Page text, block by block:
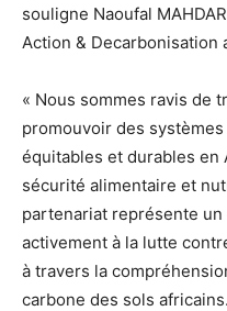
souligne Naoufal
Action & Decarbonisation
« Nous sommes ravis de
promouvoir des
équitables et durables en
sécurité alimentaire et
partenariat représente
activement à la lutte
à travers la
carbone des sols